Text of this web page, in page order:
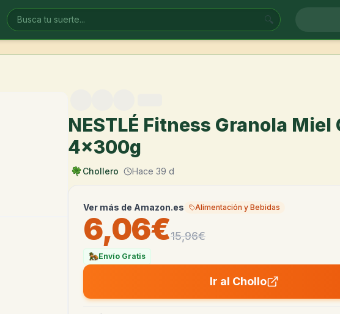
🔍
NESTLÉ Fitness Granola Miel
4x300g
Chollero Hace 39 d
Ver más de Amazon.es Alimentación y Bebidas
6,06€15,96€
Envío Gratis
Ir al Chollo